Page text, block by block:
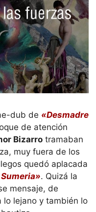
dub de «Desmadre
de atención
Bizarro tramaban
muy fuera de los
quedó aplacada
. Quizá la
mensaje, de
lo lejano y también lo